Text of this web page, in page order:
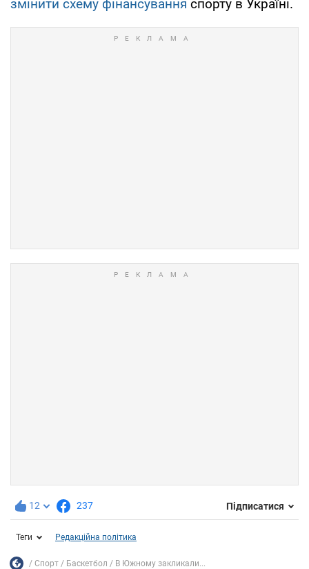
змінити схему фінансування спорту в Україні.
12 237 Підписатися
Теги Редакційна політика
Спорт Баскетбол В Южному закликали...